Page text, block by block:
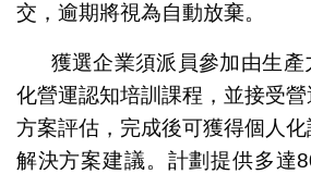
交，逾期將視為自動放棄。
獲選企業須派員參加由生
化營運認知培訓課程，並接受
方案評估，完成後可獲得個人
解決方案建議。計劃提供多達